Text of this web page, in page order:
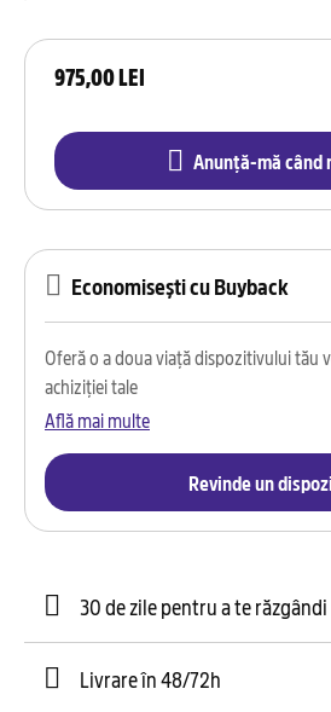
975,00 LEI
Anunță-mă când
Economisești cu Buyback
Oferă o a doua viață dispozitivului tău
achiziției tale
Află mai multe
Revinde un
30 de zile pentru a te răzgândi
Livrare în 48/72h